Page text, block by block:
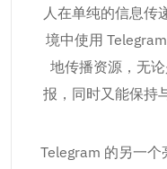
人在单纯的信息传
境中使用
地传播资源，无
报，同时又能保持
Telegram 的另一